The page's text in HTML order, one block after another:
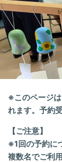
※このページ
れます。予約
【ご注意】
※1回の予約に
複数名でご利